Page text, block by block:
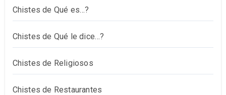
Chistes de Qué es…?
Chistes de Qué le dice…?
Chistes de Religiosos
Chistes de Restaurantes